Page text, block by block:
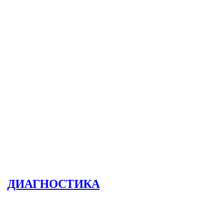
ДИАГНОСТИКА